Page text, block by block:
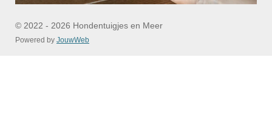
© 2022 - 2026 Hondentuigjes en Meer
Powered by JouwWeb